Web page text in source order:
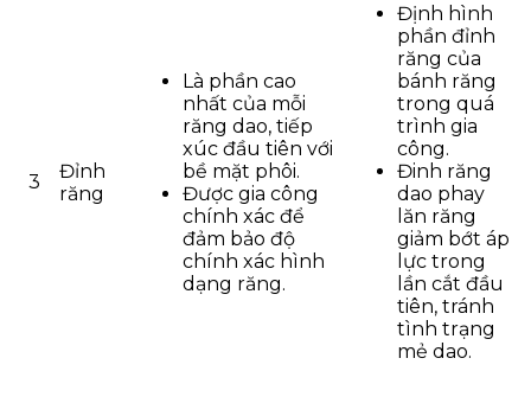
3
Đỉnh
răng
Là phần cao
nhất của mỗi
răng dao, tiếp
xúc đầu tiên với
bề mặt phôi.
Được gia công
chính xác để
đảm bảo độ
chính xác hình
dạng răng.
Định hình
phần đỉnh
răng của
bánh răng
trong quá
trình gia
công.
Đinh răng
dao phay
lăn răng
giảm bớt áp
lực trong
lần cắt đầu
tiên, tránh
tình trạng
mẻ dao.